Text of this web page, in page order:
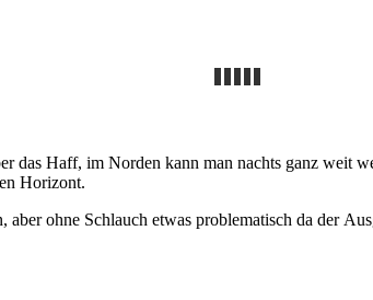
das Haff, im Norden kann man nachts ganz weit
Horizont.
ohne Schlauch etwas problematisch da der